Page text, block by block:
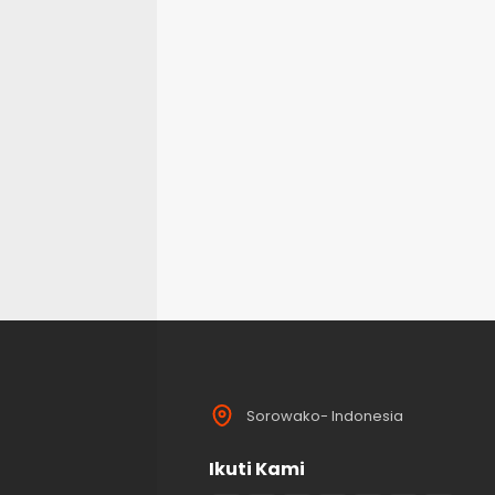
Sorowako- Indonesia
Ikuti Kami